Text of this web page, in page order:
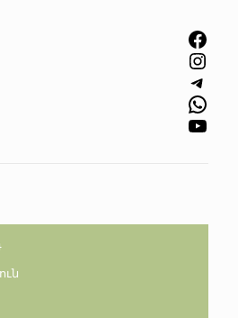
Facebook
Instagram
Telegram
WhatsApp
YouTube